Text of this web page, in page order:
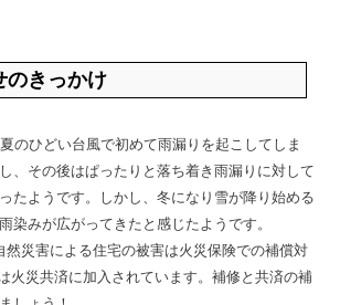
のきっかけ
のひどい台風で初めて雨漏りを起こしてしま
、その後はぱったりと落ち着き雨漏りに対して
たようです。しかし、冬になり雪が降り始める
染みが広がってきたと感じたようです。
然災害による住宅の被害は火災保険での補償対
火災共済に加入されています。補修と共済の補